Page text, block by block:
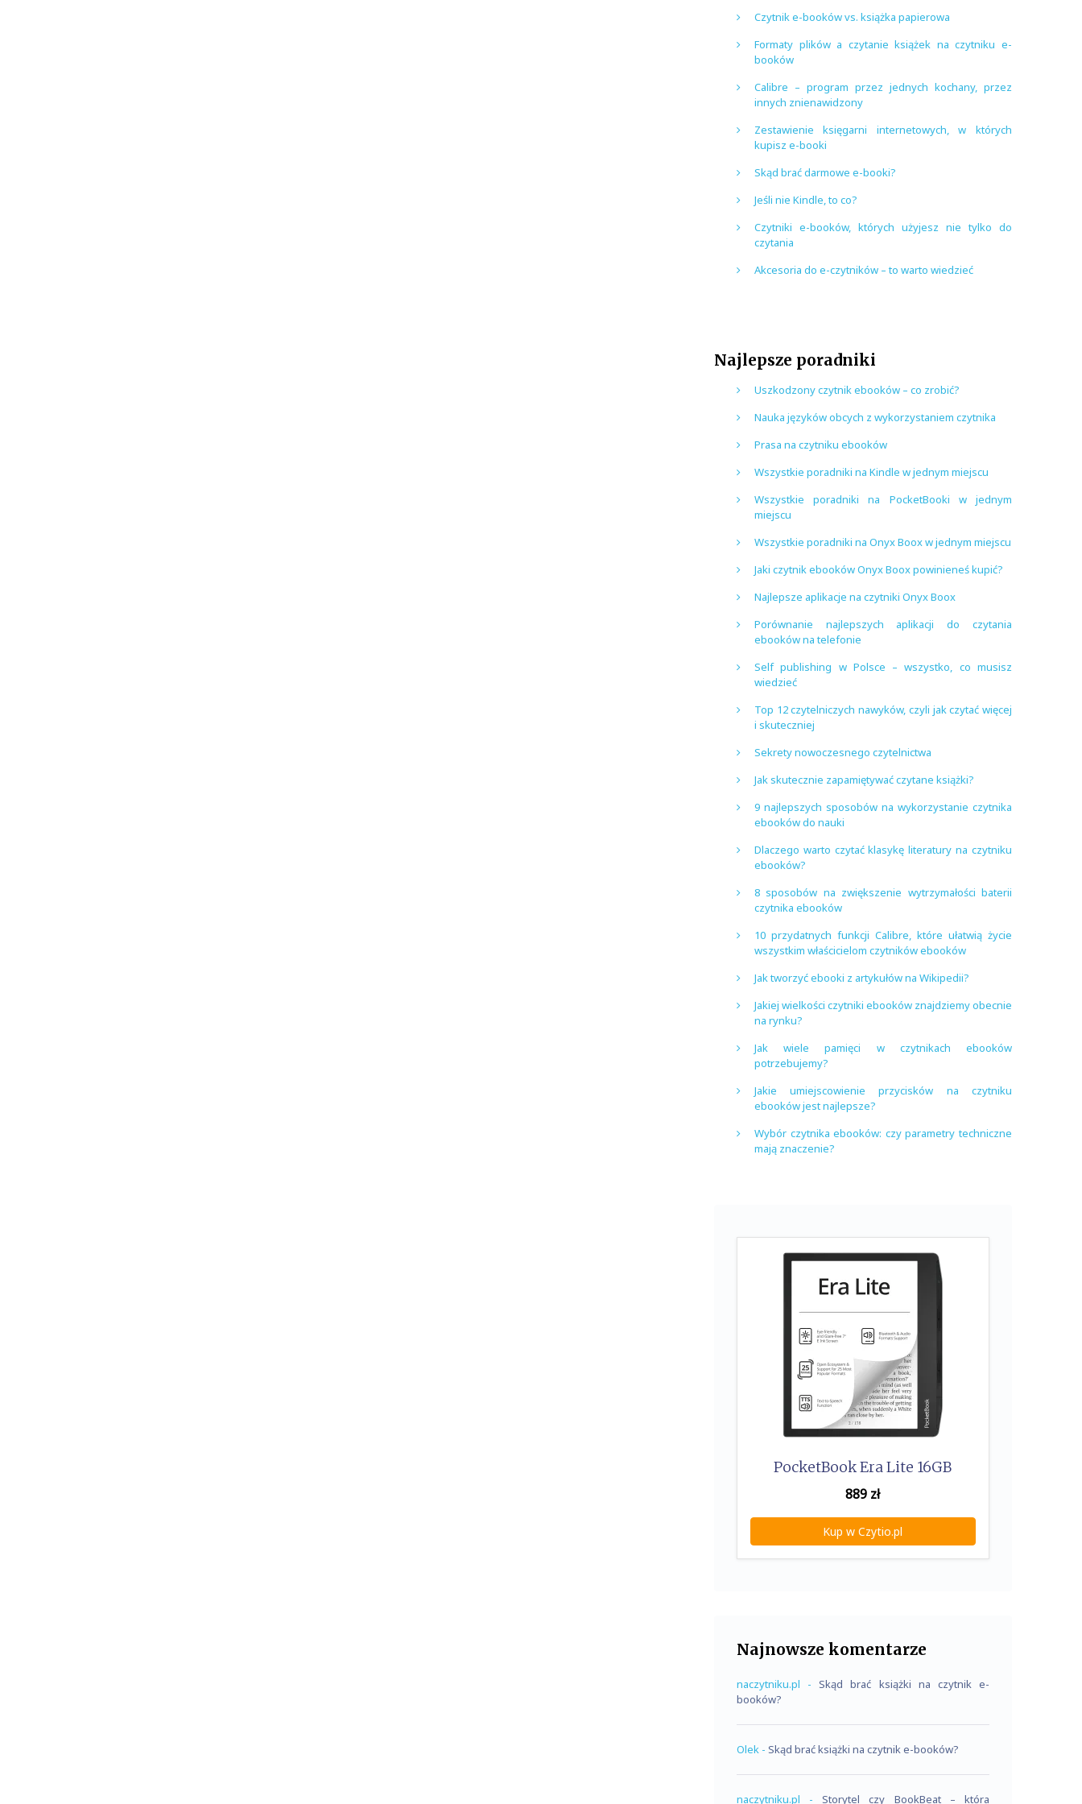
Czytnik e-booków vs. książka papierowa
Formaty plików a czytanie książek na czytniku e-
booków
Calibre – program przez jednych kochany, przez
innych znienawidzony
Zestawienie księgarni internetowych, w których
kupisz e-booki
Skąd brać darmowe e-booki?
Jeśli nie Kindle, to co?
Czytniki e-booków, których użyjesz nie tylko do
czytania
Akcesoria do e-czytników – to warto wiedzieć
Najlepsze poradniki
Uszkodzony czytnik ebooków – co zrobić?
Nauka języków obcych z wykorzystaniem czytnika
Prasa na czytniku ebooków
Wszystkie poradniki na Kindle w jednym miejscu
Wszystkie poradniki na PocketBooki w jednym
miejscu
Wszystkie poradniki na Onyx Boox w jednym miejscu
Jaki czytnik ebooków Onyx Boox powinieneś kupić?
Najlepsze aplikacje na czytniki Onyx Boox
Porównanie najlepszych aplikacji do czytania
ebooków na telefonie
Self publishing w Polsce – wszystko, co musisz
wiedzieć
Top 12 czytelniczych nawyków, czyli jak czytać więcej
i skuteczniej
Sekrety nowoczesnego czytelnictwa
Jak skutecznie zapamiętywać czytane książki?
9 najlepszych sposobów na wykorzystanie czytnika
ebooków do nauki
Dlaczego warto czytać klasykę literatury na czytniku
ebooków?
8 sposobów na zwiększenie wytrzymałości baterii
czytnika ebooków
10 przydatnych funkcji Calibre, które ułatwią życie
wszystkim właścicielom czytników ebooków
Jak tworzyć ebooki z artykułów na Wikipedii?
Jakiej wielkości czytniki ebooków znajdziemy obecnie
na rynku?
Jak wiele pamięci w czytnikach ebooków
potrzebujemy?
Jakie umiejscowienie przycisków na czytniku
ebooków jest najlepsze?
Wybór czytnika ebooków: czy parametry techniczne
mają znaczenie?
PocketBook Era Lite 16GB
889 zł
Kup w Czytio.pl
Najnowsze komentarze
naczytniku.pl - Skąd brać książki na czytnik e-
booków?
Olek - Skąd brać książki na czytnik e-booków?
naczytniku.pl - Storytel czy BookBeat – która